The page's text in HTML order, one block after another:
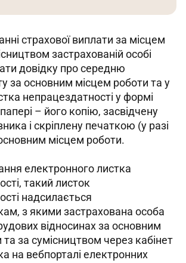
страхової виплати за місцем
застрахованій особі
довідку про середню
за основним місцем роботи та у
непрацездатності у формі
– його копію, засвідчену
і скріплену печаткою (у разі
місцем роботи.
електронного листка
такий листок
надсилається
з якими застрахована особа
відносинах за основним
за сумісництвом через кабінет
на вебпорталі електронних